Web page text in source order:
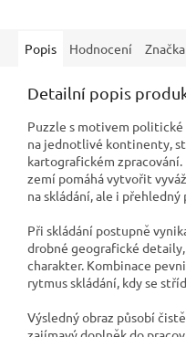
Popis Hodnocení Značka
Detailní popis
Puzzle s motivem
na jednotlivé kontinenty,
kartografickém
zemí pomáhá vytvořit
na skládání, ale i přehledný
Při skládání postupně
drobné geografické
charakter. Kombinace
rytmus skládání, kdy se
Výsledný obraz působí